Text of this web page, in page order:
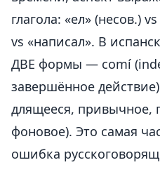
глагола: «ел» (несов.)
vs «написал». В
ДВЕ формы — comí
завершённое
длящееся, привычное,
фоновое). Это самая
ошибка